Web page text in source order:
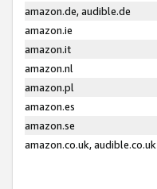
amazon.de, audible.de
amazon.ie
amazon.it
amazon.nl
amazon.pl
amazon.es
amazon.se
amazon.co.uk, audible.co.uk